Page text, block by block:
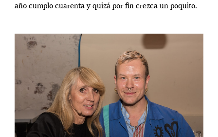
año cumplo cuarenta y quizá por fin crezca un poquito.